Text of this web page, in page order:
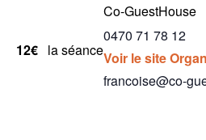
12€ la séance
Co-GuestHouse
0470 71 78 12
Voir le site
francoise@co-